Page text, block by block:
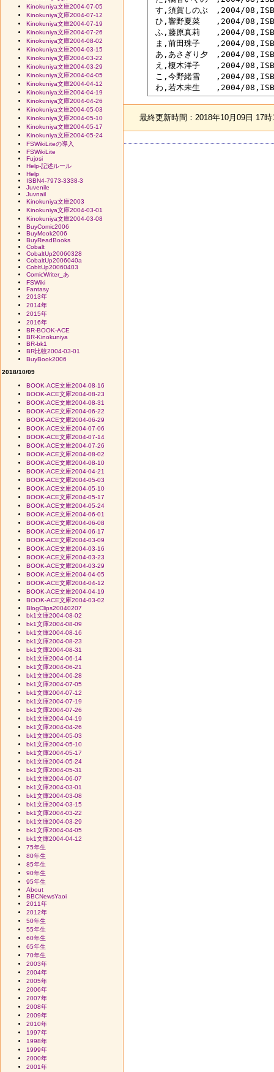
す,須賀しのぶ　,2004/
ひ,響野夏菜　　,2004/
ふ,藤原真莉　　,2004/
ま,前田珠子　　,2004/
あ,あさぎり夕　,2004/
え,榎木洋子　　,2004/
こ,今野緒雪　　,2004/
最終更新時間：2018年10月09日 17
Kinokuniya文庫2004-07-05
Kinokuniya文庫2004-07-12
Kinokuniya文庫2004-07-19
Kinokuniya文庫2004-07-26
Kinokuniya文庫2004-08-02
Kinokuniya文庫2004-03-15
Kinokuniya文庫2004-03-22
Kinokuniya文庫2004-03-29
Kinokuniya文庫2004-04-05
Kinokuniya文庫2004-04-12
Kinokuniya文庫2004-04-19
Kinokuniya文庫2004-04-26
Kinokuniya文庫2004-05-03
Kinokuniya文庫2004-05-10
Kinokuniya文庫2004-05-17
Kinokuniya文庫2004-05-24
FSWikiLiteの導入
FSWikiLite
Fujosi
Help-記述ルール
Help
ISBN4-7973-3338-3
Juvenile
Juvnail
Kinokuniya文庫2003
Kinokuniya文庫2004-03-01
Kinokuniya文庫2004-03-08
BuyComic2006
BuyMook2006
BuyReadBooks
Cobalt
CobaltUp20060328
CobaltUp2006040a
CobltUp20060403
ComicWriter_あ
FSWiki
Fantasy
2013年
2014年
2015年
2016年
BR-BOOK-ACE
BR-Kinokuniya
BR-bk1
BR比較2004-03-01
BuyBook2006
2018/10/09
BOOK-ACE文庫2004-08-16
BOOK-ACE文庫2004-08-23
BOOK-ACE文庫2004-08-31
BOOK-ACE文庫2004-06-22
BOOK-ACE文庫2004-06-29
BOOK-ACE文庫2004-07-06
BOOK-ACE文庫2004-07-14
BOOK-ACE文庫2004-07-26
BOOK-ACE文庫2004-08-02
BOOK-ACE文庫2004-08-10
BOOK-ACE文庫2004-04-21
BOOK-ACE文庫2004-05-03
BOOK-ACE文庫2004-05-10
BOOK-ACE文庫2004-05-17
BOOK-ACE文庫2004-05-24
BOOK-ACE文庫2004-06-01
BOOK-ACE文庫2004-06-08
BOOK-ACE文庫2004-06-17
BOOK-ACE文庫2004-03-09
BOOK-ACE文庫2004-03-16
BOOK-ACE文庫2004-03-23
BOOK-ACE文庫2004-03-29
BOOK-ACE文庫2004-04-05
BOOK-ACE文庫2004-04-12
BOOK-ACE文庫2004-04-19
BOOK-ACE文庫2004-03-02
BlogClips20040207
bk1文庫2004-08-02
bk1文庫2004-08-09
bk1文庫2004-08-16
bk1文庫2004-08-23
bk1文庫2004-08-31
bk1文庫2004-06-14
bk1文庫2004-06-21
bk1文庫2004-06-28
bk1文庫2004-07-05
bk1文庫2004-07-12
bk1文庫2004-07-19
bk1文庫2004-07-26
bk1文庫2004-04-19
bk1文庫2004-04-26
bk1文庫2004-05-03
bk1文庫2004-05-10
bk1文庫2004-05-17
bk1文庫2004-05-24
bk1文庫2004-05-31
bk1文庫2004-06-07
bk1文庫2004-03-01
bk1文庫2004-03-08
bk1文庫2004-03-15
bk1文庫2004-03-22
bk1文庫2004-03-29
bk1文庫2004-04-05
bk1文庫2004-04-12
75年生
80年生
85年生
90年生
95年生
About
BBCNewsYaoi
2011年
2012年
50年生
55年生
60年生
65年生
70年生
2003年
2004年
2005年
2006年
2007年
2008年
2009年
2010年
1997年
1998年
1999年
2000年
2001年